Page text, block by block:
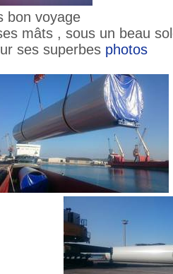
bon voyage
mâts , sous un beau
ses superbes photos